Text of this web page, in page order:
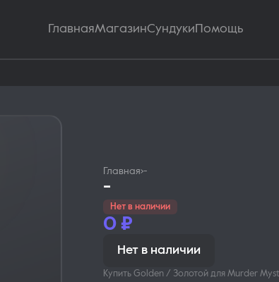
ГлавнаяМагазинСундуки Помощь
Главная›-
-
Нет в наличии
0 ₽
Нет в наличии
Купить Golden / Золотой для Murder